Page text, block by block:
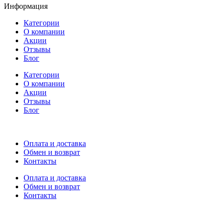
Информация
Категории
О компании
Акции
Отзывы
Блог
Категории
О компании
Акции
Отзывы
Блог
Оплата и доставка
Обмен и возврат
Контакты
Оплата и доставка
Обмен и возврат
Контакты